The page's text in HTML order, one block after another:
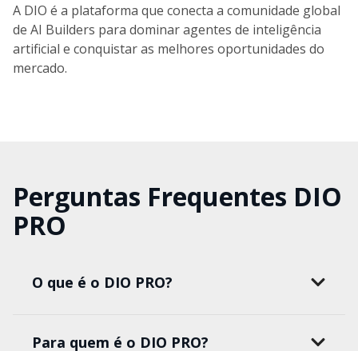
A DIO é a plataforma que conecta a comunidade global
de AI Builders para dominar agentes de inteligência
artificial e conquistar as melhores oportunidades do
mercado.
Perguntas Frequentes DIO
PRO
O que é o DIO PRO?
Para quem é o DIO PRO?